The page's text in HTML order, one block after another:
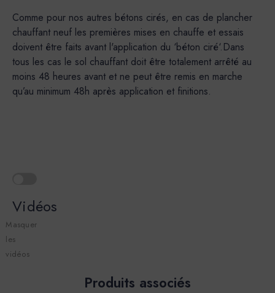
Comme pour nos autres bétons cirés, en cas de plancher
chauffant neuf les premières mises en chauffe et essais
doivent être faits avant l'application du ‘béton ciré‘.Dans
tous les cas le sol chauffant doit être totalement arrêté au
moins 48 heures avant et ne peut être remis en marche
qu’au minimum 48h après application et finitions.
Vidéos
Masquer
les
vidéos
Produits associés